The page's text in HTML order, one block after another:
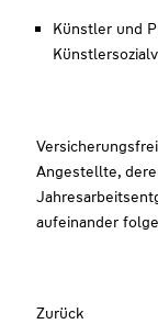
Künstler und
Angestellte,
aufeinander
Zurück